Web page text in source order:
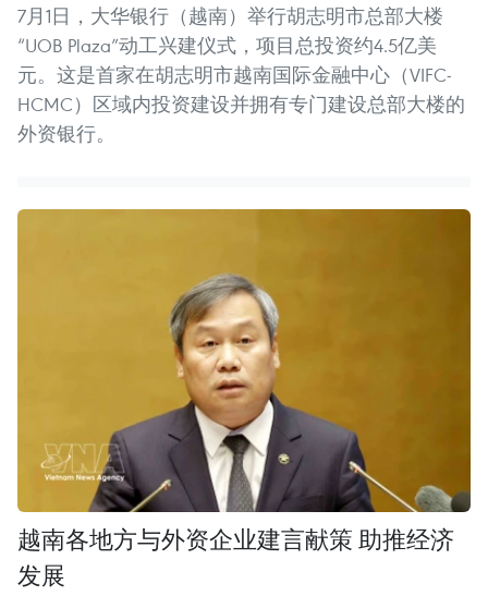
7月1日，大华银行（越南）举行胡志明市总部大楼
“UOB Plaza”动工兴建仪式，项目总投资约4.5亿美
元。这是首家在胡志明市越南国际金融中心（VIFC-
HCMC）区域内投资建设并拥有专门建设总部大楼的
外资银行。
越南各地方与外资企业建言献策 助推经济
发展